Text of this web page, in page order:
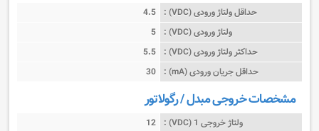
حداقل ولتاژ ورودی (VDC) :
4.5
ولتاژ ورودی (VDC) :
5
حداکثر ولتاژ ورودی (VDC) :
5.5
حداقل جریان ورودی (mA) :
30
مشخصات خروجی مبدل / رگولاتور
ولتاژ خروجی 1 (VDC) :
12